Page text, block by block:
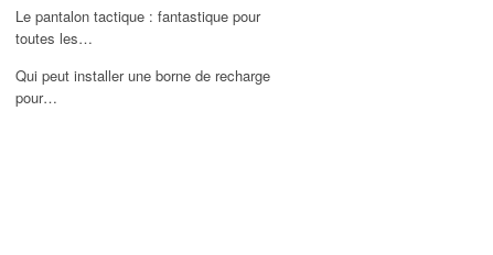
Le pantalon tactique : fantastique pour
toutes les…
Qui peut installer une borne de recharge
pour…